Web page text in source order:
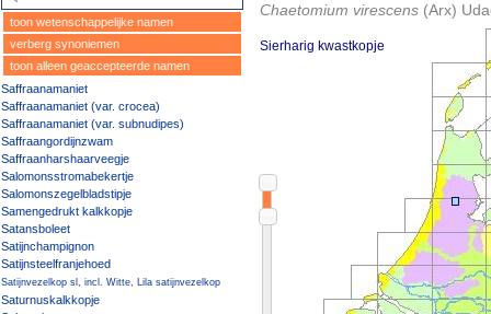
toon wetenschappelijke namen
verberg synoniemen
toon alleen geaccepteerde namen
Saffraanamaniet
Saffraanamaniet (var. crocea)
Saffraanamaniet (var. subnudipes)
Saffraangordijnzwam
Saffraanharshaarveegje
Salomonsstromabekertje
Salomonszegelbladstipje
Samengedrukt kalkkopje
Satansboleet
Satijnchampignon
Satijnsteelfranjehoed
Satijnvezelkop sl, incl. Witte, Lila satijnvezelkop
Saturnuskalkkopje
Chaetomium virescens (Arx)
Sierharig kwastkopje